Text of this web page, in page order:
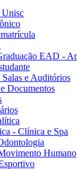
Unisc
EAD -
e Auditórios
Documentos
- Clínica e Spa
Humano